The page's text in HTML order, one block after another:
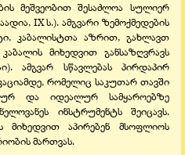
მეშვეობით შესაძლოა სულიერ
IX ს.). ამგვარი ზემოქმედების
კაბალისტთა აზრით, გახლავთ
მიხედვით განსაზღვრავს
ამგვარ სწავლებას პირდაპირ
რომელიც საკუთარ თავში
და იდეალურ სამყაროებზე
ინსტრუმენტს შეიცავს.
აპირებენ მსოფლიოს
მართვას.